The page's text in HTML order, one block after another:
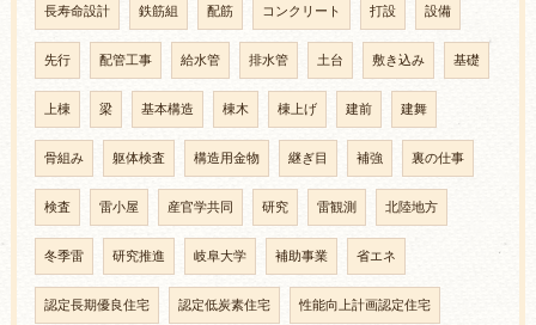
長寿命設計 鉄筋組 配筋 コンクリート 打設 設備
先行 配管工事 給水管 排水管 土台 敷き込み 基礎
上棟 梁 基本構造 棟木 棟上げ 建前 建舞
骨組み 躯体検査 構造用金物 継ぎ目 補強 裏の仕事
検査 雷小屋 産官学共同 研究 雷観測 北陸地方
冬季雷 研究推進 岐阜大学 補助事業 省エネ
認定長期優良住宅 認定低炭素住宅 性能向上計画認定住宅